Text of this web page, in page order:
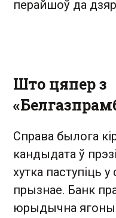
перайшоў да
Што цяпер з
Справа былога
кандыдата ў
хутка паступіць
прызнае. Банк
юрыдычна